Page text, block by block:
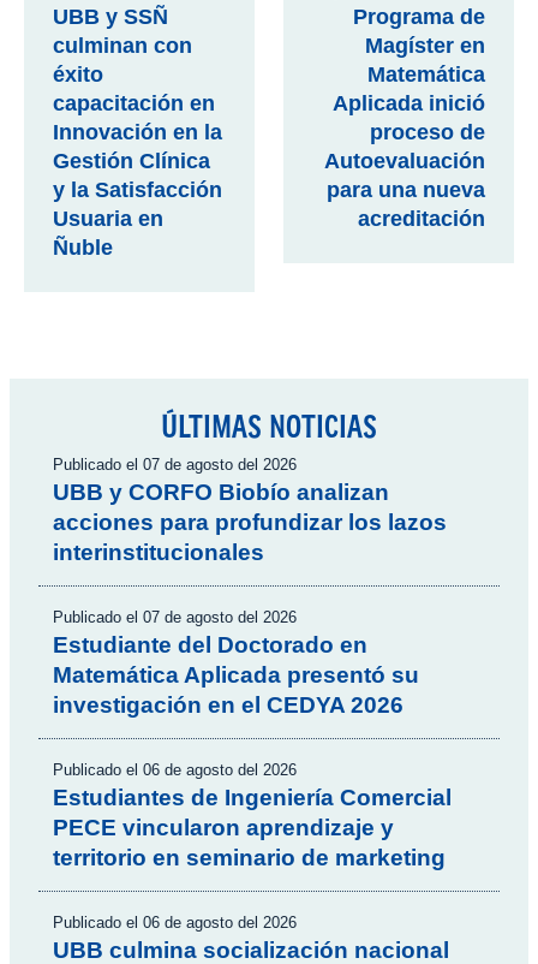
UBB y SSÑ
culminan con
éxito
capacitación en
Innovación en la
Gestión Clínica
y la Satisfacción
Usuaria en
Ñuble
Programa de
Magíster en
Matemática
Aplicada inició
proceso de
Autoevaluación
para una nueva
acreditación
ÚLTIMAS NOTICIAS
Publicado el 07 de agosto del 2026
UBB y CORFO Biobío analizan
acciones para profundizar los lazos
interinstitucionales
Publicado el 07 de agosto del 2026
Estudiante del Doctorado en
Matemática Aplicada presentó su
investigación en el CEDYA 2026
Publicado el 06 de agosto del 2026
Estudiantes de Ingeniería Comercial
PECE vincularon aprendizaje y
territorio en seminario de marketing
Publicado el 06 de agosto del 2026
UBB culmina socialización nacional